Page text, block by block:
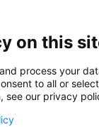
ja fyysisen
kilpailukykyä ja
nähdään
on this
process your
to all or
see our privacy